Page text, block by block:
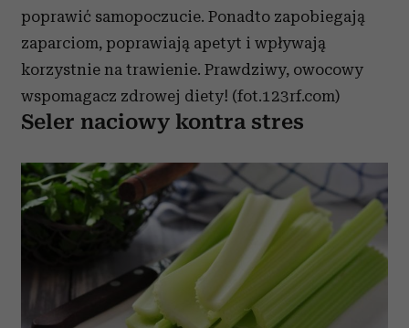
Partnerzy mogą połączyć te informacje z innymi danymi
otrzymanymi od Ciebie lub uzyskanymi podczas
korzystania z ich usług.
poprawić samopoczucie. Ponadto zapobiegają
zaparciom, poprawiają apetyt i wpływają
korzystnie na trawienie. Prawdziwy, owocowy
wspomagacz zdrowej diety! (fot.123rf.com)
Seler naciowy kontra stres